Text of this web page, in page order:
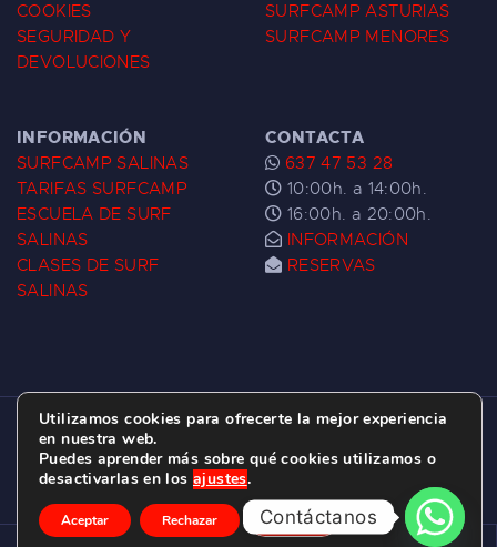
COOKIES
SEGURIDAD Y
DEVOLUCIONES
SURFCAMP ASTURIAS
SURFCAMP MENORES
INFORMACIÓN
SURFCAMP SALINAS
TARIFAS SURFCAMP
ESCUELA DE SURF
SALINAS
CLASES DE SURF
SALINAS
CONTACTA
637 47 53 28
10:00h. a 14:00h.
16:00h. a 20:00h.
INFORMACIÓN
RESERVAS
ESCUELA DE SURF LAS DUNAS ©
2026.
C/ BERNARDO ÁLVAREZ GALAN 1, SALINAS
(ASTURIAS)
Utilizamos cookies para ofrecerte la mejor experiencia
en nuestra web.
Puedes aprender más sobre qué cookies utilizamos o
desactivarlas en los ajustes.
Aceptar Rechazar Ajustes
Contáctanos